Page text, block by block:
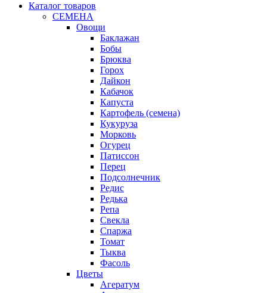
Каталог товаров
СЕМЕНА
Овощи
Баклажан
Бобы
Брюква
Горох
Дайкон
Кабачок
Капуста
Картофель (семена)
Кукуруза
Морковь
Огурец
Патиссон
Перец
Подсолнечник
Редис
Редька
Репа
Свекла
Спаржа
Томат
Тыква
Фасоль
Цветы
Агератум